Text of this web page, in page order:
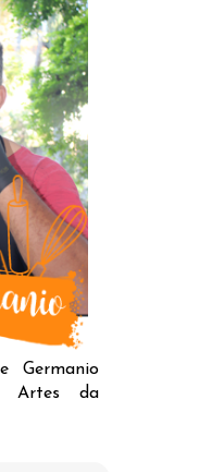
Germanio
Artes da